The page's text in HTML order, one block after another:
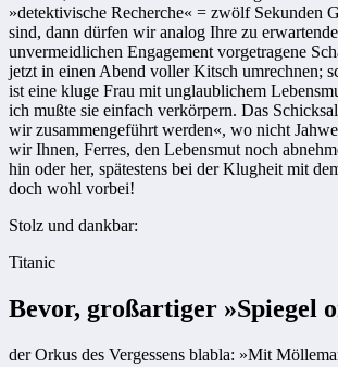
»detektivische Recherche« = zwölf Sekunden
sind, dann dürfen wir analog Ihre zu
unvermeidlichen Engagement vorgetragene
jetzt in einen Abend voller Kitsch umrechnen;
ist eine kluge Frau mit unglaublichem
ich mußte sie einfach verkörpern. Das
wir zusammengeführt werden«, wo nicht
wir Ihnen, Ferres, den Lebensmut noch
hin oder her, spätestens bei der Klugheit mit
doch wohl vorbei!
Stolz und dankbar:
Titanic
Bevor, großartiger »Spiegel
der Orkus des Vergessens blabla: »Mit